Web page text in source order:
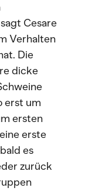
Cesare
Verhalten
Die
dicke
erst um
ersten
erste
es
zurück